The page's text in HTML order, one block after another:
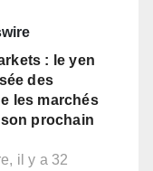
: le yen
des
les marchés
prochain
il y a 32